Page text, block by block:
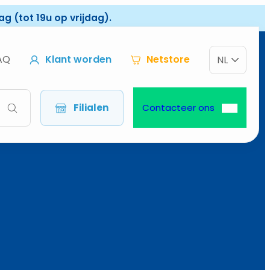
(tot 19u op vrijdag).
Klant worden Netstore NL
Filialen Contacteer ons